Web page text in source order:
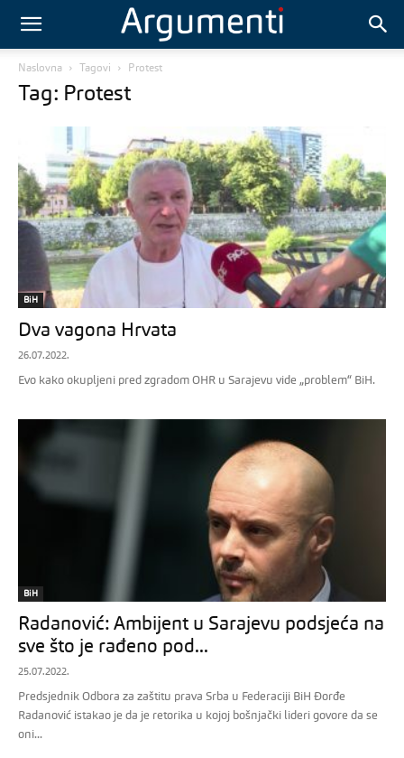
Naslovna Tagovi Protest
Tag: Protest
BiH
Dva vagona Hrvata
26.07.2022.
Evo kako okupljeni pred zgradom OHR u Sarajevu vide „problem“ BiH.
BiH
Radanović: Ambijent u Sarajevu podsjeća na
sve što je rađeno pod...
25.07.2022.
Predsjednik Odbora za zaštitu prava Srba u Federaciji BiH Đorđe
Radanović istakao je da je retorika u kojoj bošnjački lideri govore da se
oni...